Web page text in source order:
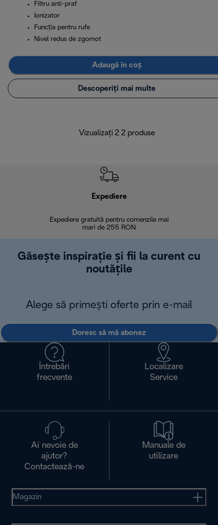
Filtru anti-praf
Ionizator
Funcţia pentru rufe
Nivel redus de zgomot
Adaugă în coș
Descoperiți mai multe
Vizualizați 2 2 produse
Expediere
Expediere gratuită pentru comenzile mai
mari de 255 RON
Găsește inspirație și fii la curent cu
noutățile
Alege să primești oferte prin e-mail
Doresc să mă abonez
Întrebări
frecvente
Localizare
Service
Ai nevoie de
ajutor?
Contactează-ne
Manuale de
utilizare
Magazin